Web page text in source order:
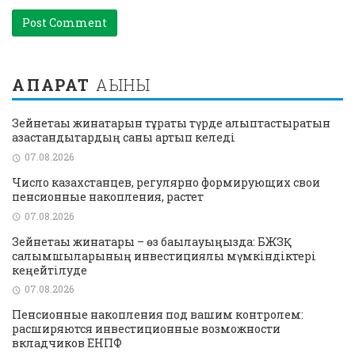
АҚПАРАТ АҒЫНЫ
Зейнетақы жинақтарын тұрақты түрде қалыптастыратын
қазақстандықтардың саны артып келеді
07.08.2026
Число казахстанцев, регулярно формирующих свои
пенсионные накопления, растет
07.08.2026
Зейнетақы жинақтары – өз бақылауыңызда: БЖЗҚ
салымшыларының инвестициялық мүмкіндіктері
кеңейтілуде
07.08.2026
Пенсионные накопления под вашим контролем:
расширяются инвестиционные возможности
вкладчиков ЕНПФ